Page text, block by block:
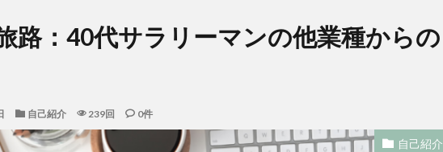
路：40代サラリーマンの他業種からの
自己紹介 239回 0件
自己紹介